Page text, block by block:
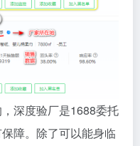
深度验厂是1688委托
障。除了可以能身临